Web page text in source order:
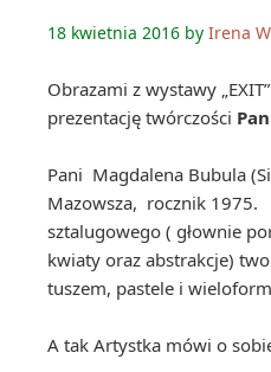
18 kwietnia 2016 by Irena
Obrazami z wystawy
prezentację twórczości
Pani Magdalena Bubula
Mazowsza, rocznik 1975.
sztalugowego ( głownie
kwiaty oraz abstrakcje)
tuszem, pastele i
A tak Artystka mówi o